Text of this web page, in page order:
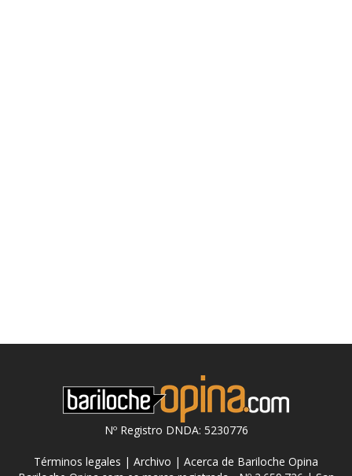
Nº Registro DNDA: 5230776
Términos legales | Archivo | Acerca de Bariloche Opina